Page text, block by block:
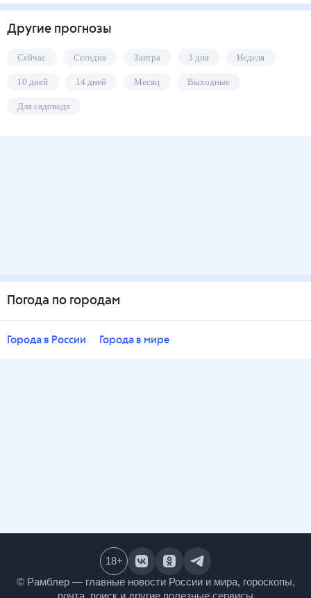
Другие прогнозы
Сейчас Сегодня Завтра 3 дня Неделя
10 дней 14 дней Месяц Выходные
Для садовода
Погода по городам
Города в России Города в мире
© Рамблер — главные новости России и мира,
18+